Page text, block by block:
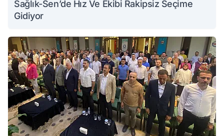
Sağlık-Sen’de Hız Ve Ekibi Rakipsiz Seçime
Gidiyor